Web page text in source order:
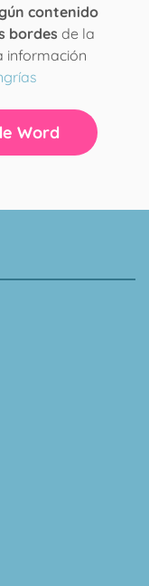
contenido
bordes de la
información
Word